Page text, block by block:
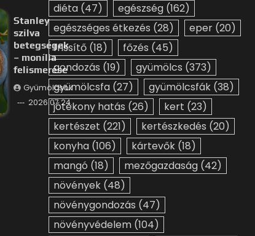
Stanley
szilva
betegségek
– monília
felismerése
Gyümölcsök
2026.07.24.
diéta (47) egészség (162)
egészséges étkezés (28) eper (20)
frissítő (18) főzés (45)
gondozás (19) gyümölcs (373)
gyümölcsfa (27) gyümölcsfák (38)
jótékony hatás (26) kert (23)
kertészet (221) kertészkedés (20)
konyha (106) kártevők (18)
mangó (18) mezőgazdaság (42)
növények (48)
növénygondozás (47)
növényvédelem (104)